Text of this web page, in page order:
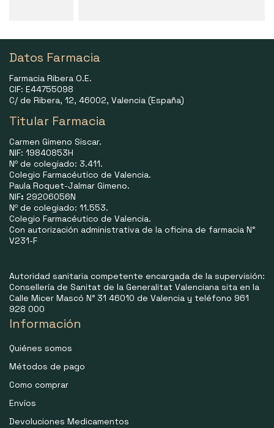
Datos Farmacia
Farmacia Ribera O.E.
CIF: E44755098
C/ de Ribera, 12, 46002, Valencia (España)
Titular Farmacia
Carmen Gimeno Siscar.
NIF: 19840853H
Nº de colegiado: 3.411.
Colegio Farmacéutico de Valencia.
Paula Roquet-Jalmar Gimeno.
NIF: 29206056N
Nº de colegiado: 11.553.
Colegio Farmacéutico de Valencia.
Con autorización administrativa de la oficina de farmacia N°
V231-F
Autoridad sanitaria competente encargada de la supervisión:
Consellería de Sanitat de la Generalitat Valenciana sita en la
Calle Micer Mascó N° 31 46010 de Valencia y teléfono 961
928 000
Información
Quiénes somos
Métodos de pago
Como comprar
Envíos
Devoluciones Medicamentos